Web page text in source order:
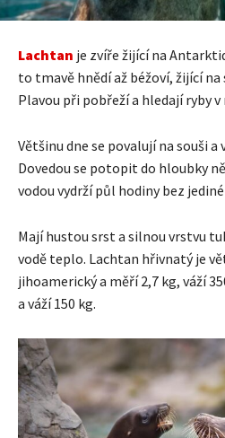
Lachtan je zvíře žijící na
to tmavě hnědí až béžoví, žijící na
Plavou při pobřeží a hledají ryby v
Většinu dne se povalují na souši a
Dovedou se potopit do hloubky
vodou vydrží půl hodiny bez
Mají hustou srst a silnou vrstvu
vodě teplo. Lachtan hřivnatý je
jihoamerický a měří 2,7 kg, váží
a váží 150 kg.